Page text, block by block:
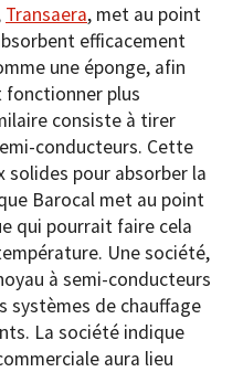
Transaera, met au point
efficacement
une éponge, afin
fonctionner plus
consiste à tirer
conducteurs. Cette
pour absorber la
Barocal met au point
qui pourrait faire cela
Une société,
à semi-conducteurs
systèmes de chauffage
La société indique
aura lieu